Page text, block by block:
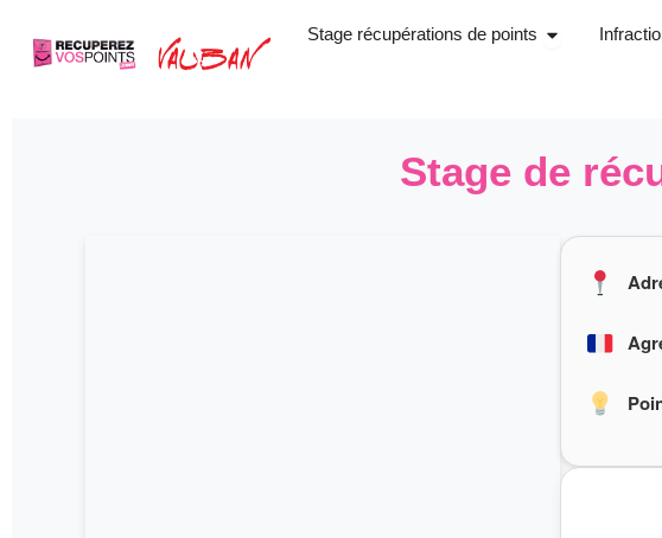
Stage récupérations de points Ouvrir Stage
Stage de